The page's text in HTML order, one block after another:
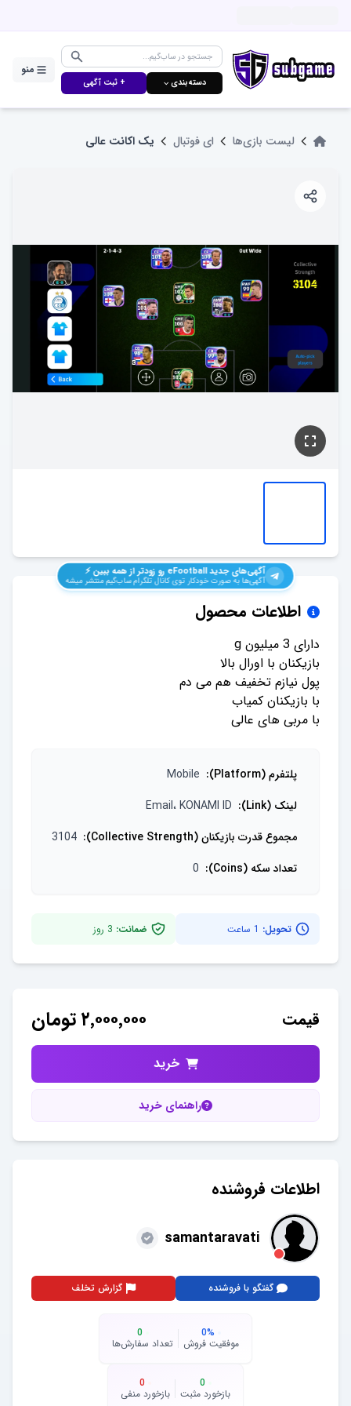
دسته‌بندی ⌵ + ثبت آگهی
منو
لیست بازی‌ها ای فوتبال یک اکانت عالی
آگهی‌های جدیدeFootball رو زودتر از همه ببین ⚡️
آگهی‌ها به صورت خودکار توی کانال تلگرام ساب‌گیم منتشر میشه
اطلاعات محصول
با مربی های عالی
پلتفرم (Platform) :
Mobile
لینک (Link)
: Email، KONAMI ID
مجموع قدرت بازیکنان (Collective Strength)
:
3104
تعداد سکه (Coins)
:
0
تحویل: 1 ساعت ضمانت: 3 روز
قیمت ۲٬۰۰۰٬۰۰۰تومان
خرید
راهنمای خرید
اطلاعات فروشنده
samantaravati
گفتگو با فروشنده گزارش تخلف
0%
موفقیت فروش
0
تعداد سفارش‌ها
0
بازخورد مثبت
0
بازخورد منفی